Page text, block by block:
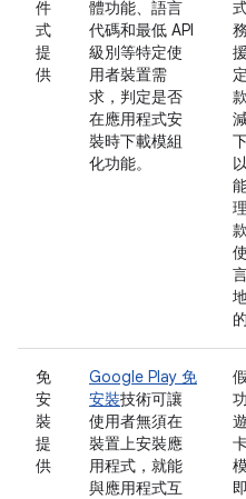
件
式
提
供
體功能、語言
代碼和最低 API
級別等特定使
用者裝置需
求，判定是否
在應用程式安
裝時下載模組
化功能。
免
安
裝
提
供
Google Play 免
安裝技術可讓
使用者無須在
裝置上安裝應
用程式，就能
與應用程式互